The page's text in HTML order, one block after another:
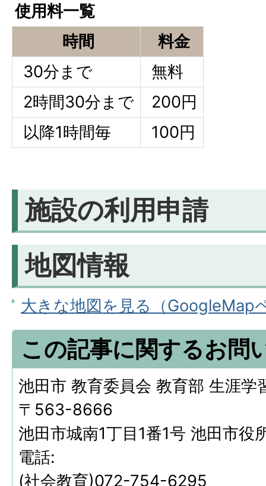
使用料一覧
時間
料金
30分まで
無料
2時間30分まで
200円
以降1時間毎
100円
施設の利用申請
地図情報
大きな地図を見る（GoogleMap
この記事に関するお問
池田市 教育委員会 教育部 生涯学
〒563-8666
池田市城南1丁目1番1号 池田市役
電話:
(社会教育)072-754-6295